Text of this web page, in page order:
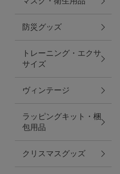
スマホケース・アクセサリー
ポーチ
ステーショナリー
その他
紅茶・フード
防災グッズ
トレーニング・エクサ
サイズ
ヴィンテージ
ラッピングキット・梱
包用品
クリスマスグッズ